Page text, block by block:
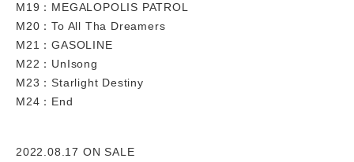
M19：MEGALOPOLIS PATROL
M20：To All Tha Dreamers
M21：GASOLINE
M22：UnIsong
M23：Starlight Destiny
M24：End
2022.08.17 ON SALE